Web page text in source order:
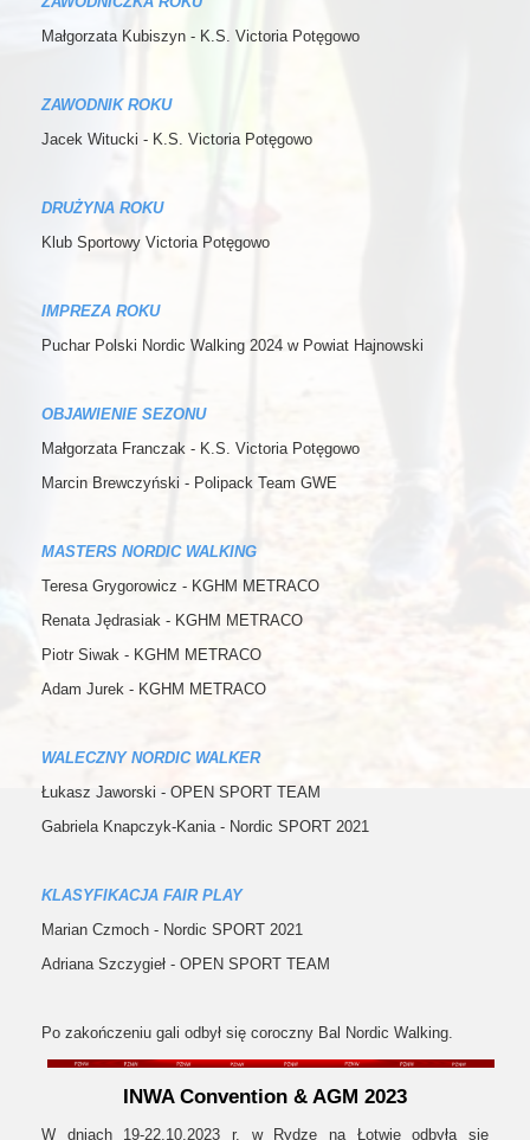
Małgorzata Kubiszyn - K.S. Victoria Potęgowo
ZAWODNIK ROKU
Jacek Witucki - K.S. Victoria Potęgowo
DRUŻYNA ROKU
Klub Sportowy Victoria Potęgowo
IMPREZA ROKU
Puchar Polski Nordic Walking 2024 w Powiat Hajnowski
OBJAWIENIE SEZONU
Małgorzata Franczak - K.S. Victoria Potęgowo
Marcin Brewczyński - Polipack Team GWE
MASTERS NORDIC WALKING
Teresa Grygorowicz - KGHM METRACO
Renata Jędrasiak - KGHM METRACO
Piotr Siwak - KGHM METRACO
Adam Jurek - KGHM METRACO
WALECZNY NORDIC WALKER
Łukasz Jaworski - OPEN SPORT TEAM
Gabriela Knapczyk-Kania - Nordic SPORT 2021
KLASYFIKACJA FAIR PLAY
Marian Czmoch - Nordic SPORT 2021
Adriana Szczygieł - OPEN SPORT TEAM
Po zakończeniu gali odbył się coroczny Bal Nordic Walking.
INWA Convention & AGM 2023
W dniach 19-22.10.2023 r. w Rydze na Łotwie odbyła się